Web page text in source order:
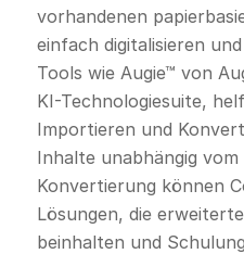
vorhandenen
einfach digitalisieren
Tools wie Augie™ von
KI-Technologiesuite,
Importieren und
Inhalte unabhängig
Konvertierung können
Lösungen, die
beinhalten und